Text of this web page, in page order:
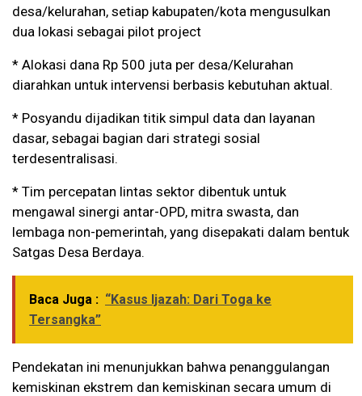
desa/kelurahan, setiap kabupaten/kota mengusulkan
dua lokasi sebagai pilot project
* Alokasi dana Rp 500 juta per desa/Kelurahan
diarahkan untuk intervensi berbasis kebutuhan aktual.
* Posyandu dijadikan titik simpul data dan layanan
dasar, sebagai bagian dari strategi sosial
terdesentralisasi.
* Tim percepatan lintas sektor dibentuk untuk
mengawal sinergi antar-OPD, mitra swasta, dan
lembaga non-pemerintah, yang disepakati dalam bentuk
Satgas Desa Berdaya.
Baca Juga : “Kasus Ijazah: Dari Toga ke
Tersangka”
Pendekatan ini menunjukkan bahwa penanggulangan
kemiskinan ekstrem dan kemiskinan secara umum di